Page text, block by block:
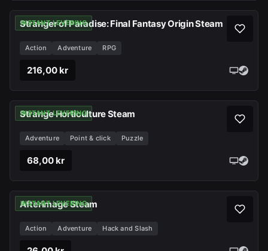
INSTANT LEVERING
Stranger of Paradise: Final Fantasy Origin Steam
Action Adventure RPG
216,00 kr
INSTANT LEVERING
Strange Horticulture Steam
Adventure Point & click Puzzle
68,00 kr
INSTANT LEVERING
Afterimage Steam
Action Adventure Hack and Slash